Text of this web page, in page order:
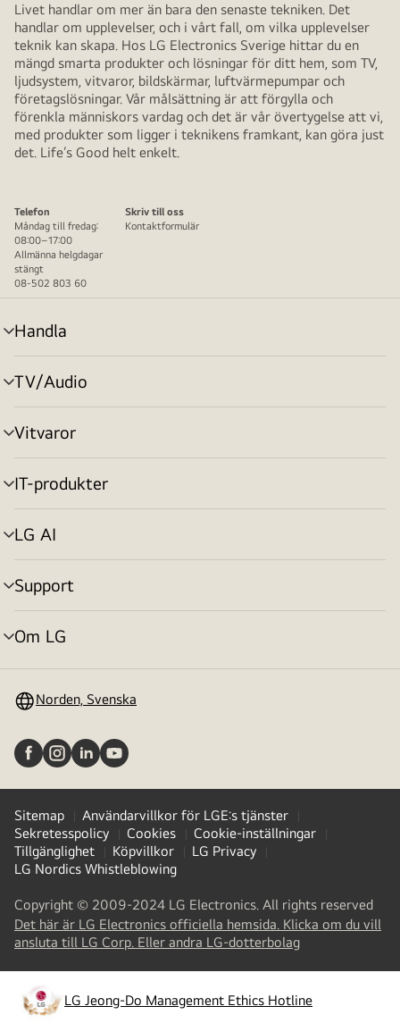
Livet handlar om mer än bara den senaste tekniken. Det
handlar om upplevelser, och i vårt fall, om vilka upplevelser
teknik kan skapa. Hos LG Electronics Sverige hittar du en
mängd smarta produkter och lösningar för ditt hem, som TV,
ljudsystem, vitvaror, bildskärmar, luftvärmepumpar och
företagslösningar. Vår målsättning är att förgylla och
förenkla människors vardag och det är vår övertygelse att vi,
med produkter som ligger i teknikens framkant, kan göra just
det. Life’s Good helt enkelt.
Telefon
Måndag till fredag:
08:00–17:00
Allmänna helgdagar
stängt
08-502 803 60
Skriv till oss
Kontaktformulär
Handla
menyväxling
TV/Audio
menyväxling
Vitvaror
menyväxling
IT-produkter
menyväxling
LG AI
menyväxling
Support
menyväxling
Om LG
menyväxling
Norden, Svenska
Sitemap
Användarvillkor för LGE:s tjänster
Sekretesspolicy
Cookies
Cookie-inställningar
Tillgänglighet
Köpvillkor
LG Privacy
LG Nordics Whistleblowing
Copyright © 2009-2024 LG Electronics. All rights reserved
Det här är LG Electronics officiella hemsida. Klicka om du vill
ansluta till LG Corp. Eller andra LG-dotterbolag(
a
new
tab
LG Jeong-Do Management Ethics Hotline
opens